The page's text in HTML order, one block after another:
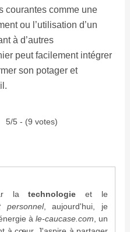
courantes comme une
ou l’utilisation d’un
à d’autres
peut facilement intégrer
son potager et
5/5 - (9 votes)
latechnologie et le
personnel, aujourd'hui, je
àle-caucase.com , un